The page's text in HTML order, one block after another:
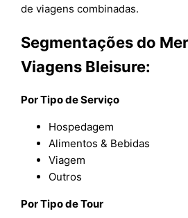
de viagens combinadas.
Segmentações do
Viagens Bleisure:
Por Tipo de Serviço
Hospedagem
Alimentos & Bebidas
Viagem
Outros
Por Tipo de Tour